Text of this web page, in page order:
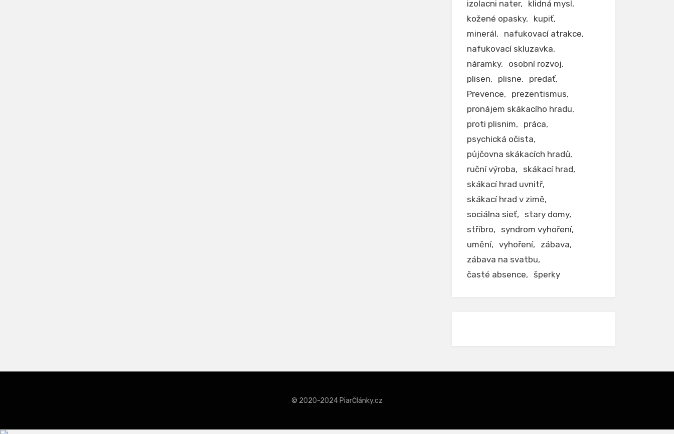
izolacni nater
klidná mysl
kožené opasky
kupiť
minerál
nafukovací atrakce
nafukovací skluzavka
náramky
osobní rozvoj
plisen
plisne
predať
Prevence
prezentismus
pronájem skákacího hradu
proti plisnim
práca
psychická očista
půjčovna skákacích hradů
ruční výroba
skákací hrad
skákací hrad uvnitř
skákací hrad v zimě
sociálna sieť
stary domy
stříbro
syndrom vyhoření
umění
vyhoření
zábava
zábava na svatbu
časté absence
šperky
© 2020-2024 PiarČlánky.cz